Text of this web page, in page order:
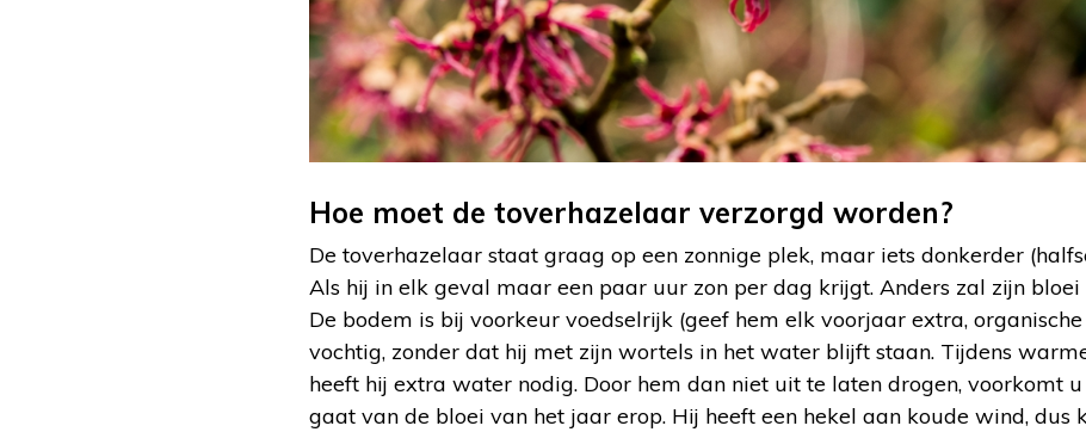
Hoe moet de toverhazelaar verzorgd worden?
De toverhazelaar staat graag op een zonnige plek, maar iets donkerder
Als hij in elk geval maar een paar uur zon per dag krijgt. Anders zal zijn
De bodem is bij voorkeur voedselrijk (geef hem elk voorjaar extra,
vochtig, zonder dat hij met zijn wortels in het water blijft staan. Tijdens
heeft hij extra water nodig. Door hem dan niet uit te laten drogen, voorkomt
gaat van de bloei van het jaar erop. Hij heeft een hekel aan koude wind, dus